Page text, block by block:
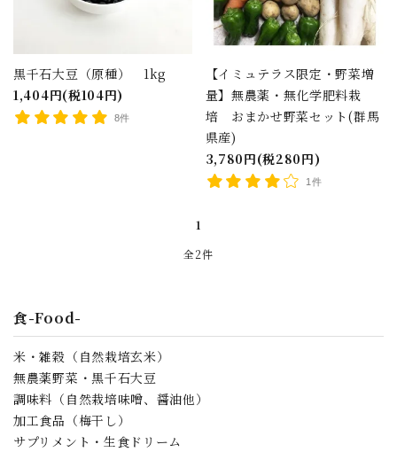
黒千石大豆（原種） 1kg
1,404円(税104円)
8件
【イミュテラス限定・野菜増
量】無農薬・無化学肥料栽
培 おまかせ野菜セット(群馬
県産)
3,780円(税280円)
1件
1
全2件
カテゴリー
食-Food-
米・雑穀（自然栽培玄米）
無農薬野菜・黒千石大豆
調味料（自然栽培味噌、醤油他）
加工食品（梅干し）
サプリメント・生食ドリーム